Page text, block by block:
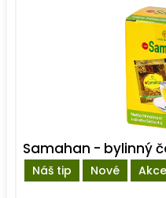
Náš tip Nové Akce
Samahan - bylinný